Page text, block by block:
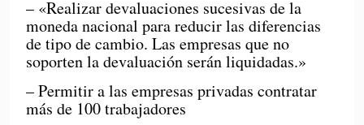
– «Realizar devaluaciones sucesivas de la
moneda nacional para reducir las diferencias
de tipo de cambio. Las empresas que no
soporten la devaluación serán liquidadas.»
– Permitir a las empresas privadas contratar
más de 100 trabajadores